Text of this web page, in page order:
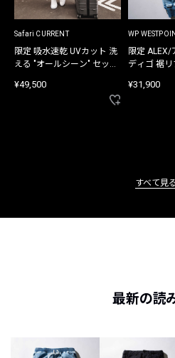
Safari CURRENT
限定 吸水速乾 UVカット 洗
える "オールシーン" セット
¥49,500
WP
限定 ALEX/
ディゴ 裾リ
¥31,900
すべて見る
最新の読